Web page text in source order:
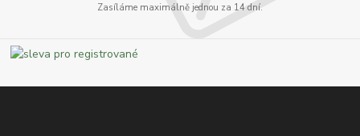
Zasíláme maximálně jednou za 14 dní.